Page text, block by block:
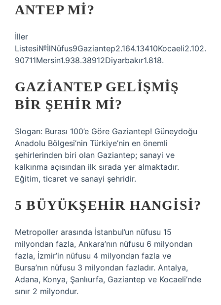
ANTEP MI?
İller
Listesi№İlNüfus9Gaziantep2.164.13410Kocaeli2.102.
90711Mersin1.938.38912Diyarbakır1.818.
GAZIANTEP GELIŞMIŞ
BIR ŞEHIR MI?
Slogan: Burası 100’e Göre Gaziantep! Güneydoğu
Anadolu Bölgesi’nin Türkiye’nin en önemli
şehirlerinden biri olan Gaziantep; sanayi ve
kalkınma açısından ilk sırada yer almaktadır.
Eğitim, ticaret ve sanayi şehridir.
5 BÜYÜKŞEHIR HANGISI?
Metropoller arasında İstanbul’un nüfusu 15
milyondan fazla, Ankara’nın nüfusu 6 milyondan
fazla, İzmir’in nüfusu 4 milyondan fazla ve
Bursa’nın nüfusu 3 milyondan fazladır. Antalya,
Adana, Konya, Şanlıurfa, Gaziantep ve Kocaeli’nde
sınır 2 milyondur.